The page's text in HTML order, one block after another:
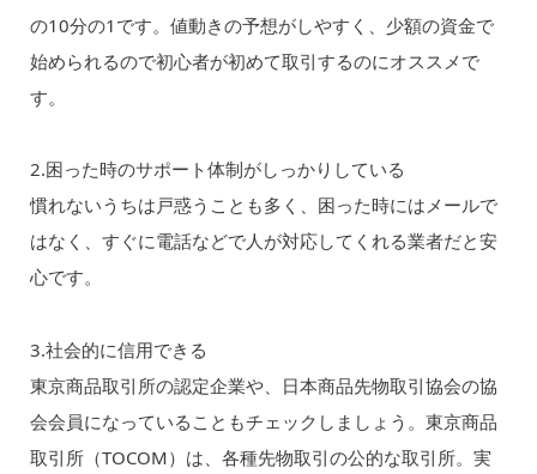
の10分の1です。値動きの予想がしやすく、少額の資金で
始められるので初心者が初めて取引するのにオススメで
す。
2.困った時のサポート体制がしっかりしている
慣れないうちは戸惑うことも多く、困った時にはメールで
はなく、すぐに電話などで人が対応してくれる業者だと安
心です。
3.社会的に信用できる
東京商品取引所の認定企業や、日本商品先物取引協会の協
会会員になっていることもチェックしましょう。東京商品
取引所（TOCOM）は、各種先物取引の公的な取引所。実